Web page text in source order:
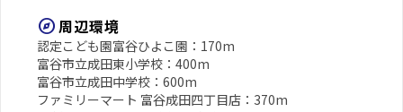
explore周辺環境
認定こども園富谷ひよこ園：170m
富谷市立成田東小学校：400m
富谷市立成田中学校：600m
ファミリーマート 富谷成田四丁目店：370m